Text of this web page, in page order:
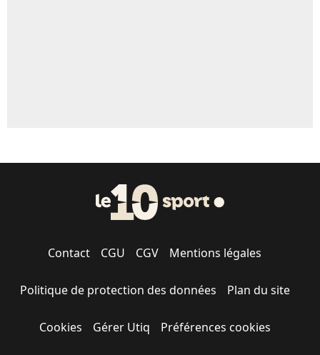
Contact CGU CGV Mentions légales
Politique de protection des données Plan du site
Cookies Gérer Utiq Préférences cookies